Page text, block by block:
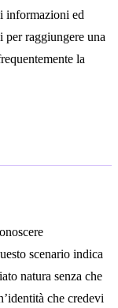
informazioni ed
raggiungere una
la
scenario indica
natura senza che
che credevi